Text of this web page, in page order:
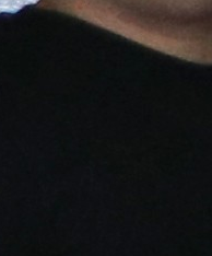
in Moldova
of key